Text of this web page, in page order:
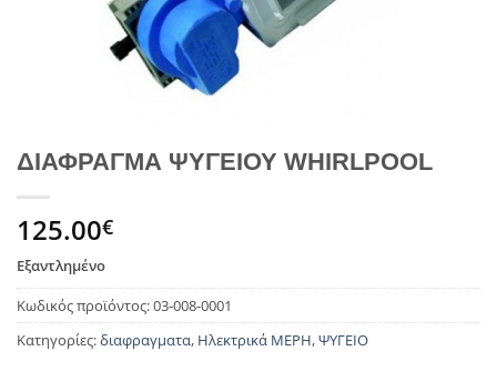
ΔΙΑΦΡΑΓΜΑ ΨΥΓΕΙΟΥ WHIRLPOOL
125.00€
Εξαντλημένο
Κωδικός προϊόντος:03-008-0001
Κατηγορίες:διαφραγματα, Ηλεκτρικά ΜΕΡΗ,ΨΥΓΕΙΟ